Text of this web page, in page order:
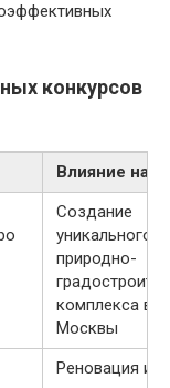
конкурсов
Влияние на
Создание
уникального
природно-
комплекса в
Москвы
Реновация и